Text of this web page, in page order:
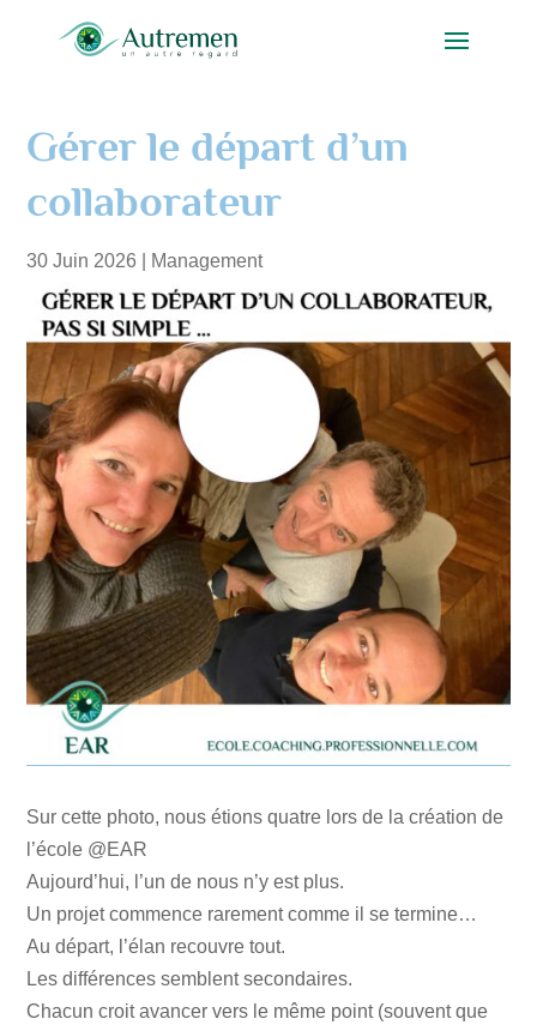
Gérer le départ d’un
collaborateur
30 Juin 2026 Management
Sur cette photo, nous étions quatre lors de la création de
l’école @EAR
Aujourd’hui, l’un de nous n’y est plus.
Un projet commence rarement comme il se termine…
Au départ, l’élan recouvre tout.
Les différences semblent secondaires.
Chacun croit avancer vers le même point (souvent que